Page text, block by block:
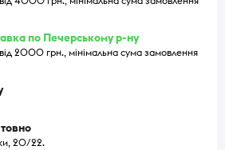
по Печерському р-ну
2000 грн., мінімальна сума замовлення
20/22.